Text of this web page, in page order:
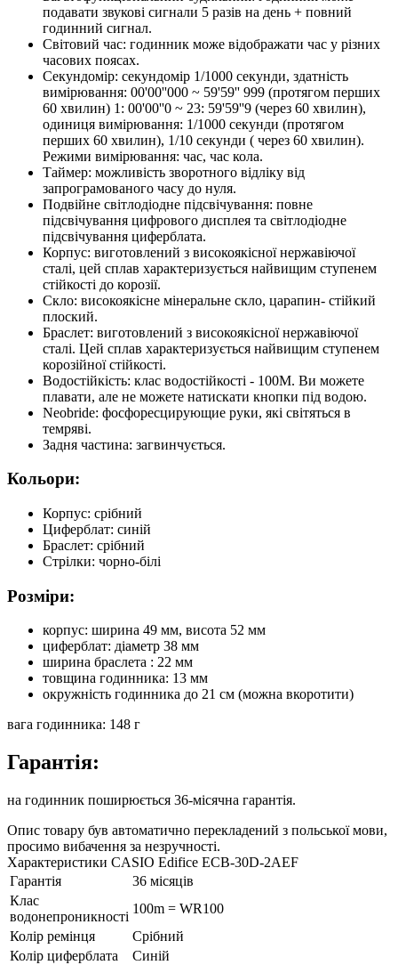
подавати звукові сигнали 5 разів на день + повний
годинний сигнал.
Світовий час: годинник може відображати час у різних
часових поясах.
Секундомір: секундомір 1/1000 секунди, здатність
вимірювання: 00'00''000 ~ 59'59'' 999 (протягом перших
60 хвилин) 1: 00'00''0 ~ 23: 59'59''9 (через 60 хвилин),
одиниця вимірювання: 1/1000 секунди (протягом
перших 60 хвилин), 1/10 секунди ( через 60 хвилин).
Режими вимірювання: час, час кола.
Таймер: можливість зворотного відліку від
запрограмованого часу до нуля.
Подвійне світлодіодне підсвічування: повне
підсвічування цифрового дисплея та світлодіодне
підсвічування циферблата.
Корпус: виготовлений з високоякісної нержавіючої
сталі, цей сплав характеризується найвищим ступенем
стійкості до корозії.
Скло: високоякісне мінеральне скло, царапин- стійкий
плоский.
Браслет: виготовлений з високоякісної нержавіючої
сталі. Цей сплав характеризується найвищим ступенем
корозійної стійкості.
Водостійкість: клас водостійкості - 100М. Ви можете
плавати, але не можете натискати кнопки під водою.
Neobride: фосфоресцирующие руки, які світяться в
темряві.
Задня частина: загвинчується.
Кольори:
Корпус: срібний
Циферблат: синій
Браслет: срібний
Стрілки: чорно-білі
Розміри:
корпус: ширина 49 мм, висота 52 мм
циферблат: діаметр 38 мм
ширина браслета : 22 мм
товщина годинника: 13 мм
окружність годинника до 21 см (можна вкоротити)
вага годинника: 148 г
Гарантія:
на годинник поширюється 36-місячна гарантія.
Опис товару був автоматично перекладений з польської мови,
просимо вибачення за незручності.
Характеристики CASIO Edifice ECB-30D-2AEF
Гарантія
36 місяців
Клас
водонепроникності
100m = WR100
Колір ремінця
Срібний
Колір циферблата
Синій